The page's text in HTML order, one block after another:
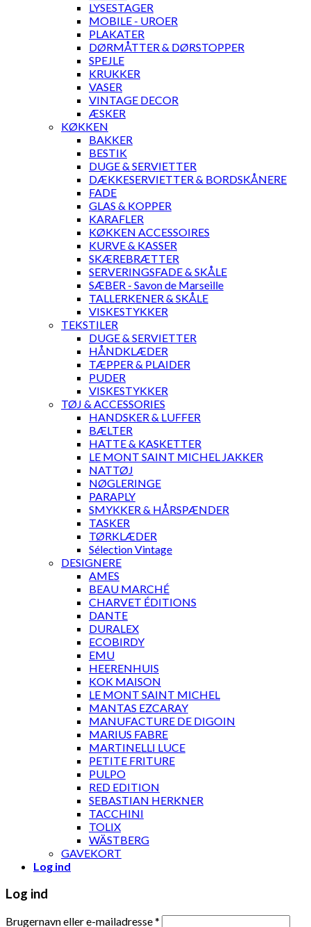
LYSESTAGER
MOBILE - UROER
PLAKATER
DØRMÅTTER & DØRSTOPPER
SPEJLE
KRUKKER
VASER
VINTAGE DECOR
ÆSKER
KØKKEN
BAKKER
BESTIK
DUGE & SERVIETTER
DÆKKESERVIETTER & BORDSKÅNERE
FADE
GLAS & KOPPER
KARAFLER
KØKKEN ACCESSOIRES
KURVE & KASSER
SKÆREBRÆTTER
SERVERINGSFADE & SKÅLE
SÆBER - Savon de Marseille
TALLERKENER & SKÅLE
VISKESTYKKER
TEKSTILER
DUGE & SERVIETTER
HÅNDKLÆDER
TÆPPER & PLAIDER
PUDER
VISKESTYKKER
TØJ & ACCESSORIES
HANDSKER & LUFFER
BÆLTER
HATTE & KASKETTER
LE MONT SAINT MICHEL JAKKER
NATTØJ
NØGLERINGE
PARAPLY
SMYKKER & HÅRSPÆNDER
TASKER
TØRKLÆDER
Sélection Vintage
DESIGNERE
AMES
BEAU MARCHÉ
CHARVET ÉDITIONS
DANTE
DURALEX
ECOBIRDY
EMU
HEERENHUIS
KOK MAISON
LE MONT SAINT MICHEL
MANTAS EZCARAY
MANUFACTURE DE DIGOIN
MARIUS FABRE
MARTINELLI LUCE
PETITE FRITURE
PULPO
RED EDITION
SEBASTIAN HERKNER
TACCHINI
TOLIX
WÄSTBERG
GAVEKORT
Log ind
Log ind
Brugernavn eller e-mailadresse*